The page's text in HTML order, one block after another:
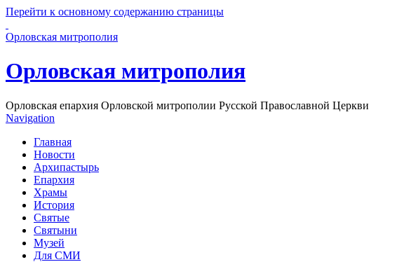
Перейти к основному содержанию страницы
Орловская митрополия
Орловская митрополия
Орловская епархия Орловской митрополии Русской Православной Церкви
Navigation
Главная
Новости
Архипастырь
Епархия
Храмы
История
Святые
Святыни
Музей
Для СМИ